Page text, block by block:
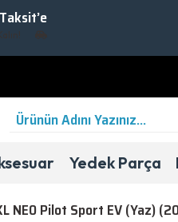
Yedek Parça
NE0 Pilot Sport EV (Yaz)